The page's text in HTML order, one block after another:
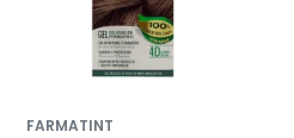
FARMATINT